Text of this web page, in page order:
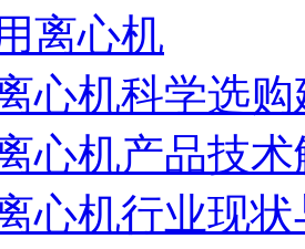
离心机
心机科学选购
心机产品技术
心机行业现